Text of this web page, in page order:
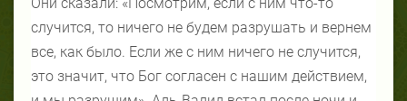
случится, то ничего не будем разрушать и вернем
все, как было. Если же с ним ничего не случится,
это значит, что Бог согласен с нашим действием,